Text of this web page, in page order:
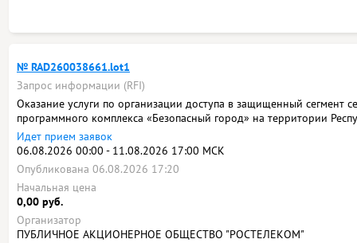
№ RAD260038661.lot1
Запрос информации (RFI)
Оказание услуги по организации доступа в защищенный сегмент
программного комплекса «Безопасный город» на территории
Идет прием заявок
06.08.2026 00:00 - 11.08.2026 17:00 МСК
Опубликована 06.08.2026 17:20
Начальная цена
0,00 руб.
Организатор
ПУБЛИЧНОЕ АКЦИОНЕРНОЕ ОБЩЕСТВО "РОСТЕЛЕКОМ"